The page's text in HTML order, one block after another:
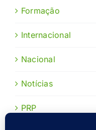
Formação
Internacional
Nacional
Notícias
PRP